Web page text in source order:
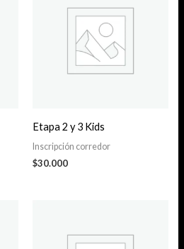
Etapa 2 y 3 Kids
Inscripción corredor
$30.000